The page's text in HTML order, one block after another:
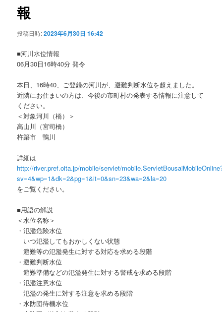
ョ
ン
報
投稿日時:2023年6月30日 16:42
■河川水位情報
06月30日16時40分 発令
本日、16時40、ご登録の河川が、避難判断水位を超えました。
近隣にお住まいの方は、今後の市町村の発表する情報に注意して
ください。
＜対象河川（橋）＞
高山川（宮司橋）
杵築市 鴨川
詳細は
http://river.pref.oita.jp/mobile/servlet/
sv=4&wp=1&dk=2&pg=1&it=0&sn=23&wa=2&la=20
をご覧ください。
■用語の解説
＜水位名称＞
・氾濫危険水位
いつ氾濫してもおかしくない状態
避難等の氾濫発生に対する対応を求める段階
・避難判断水位
避難準備などの氾濫発生に対する警戒を求める段階
・氾濫注意水位
氾濫の発生に対する注意を求める段階
・水防団待機水位